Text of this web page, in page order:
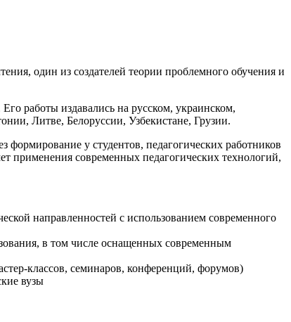
один из создателей теории проблемного обучения и
работы издавались на русском, украинском,
Литве, Белоруссии, Узбекистане, Грузии.
у студентов, педагогических работников
применения современных педагогических технологий,
направленностей с использованием современного
в том числе оснащенных современным
классов, семинаров, конференций, форумов)
вузы